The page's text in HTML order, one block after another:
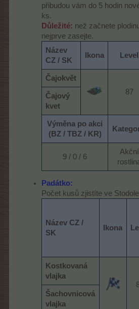
přibudou vám do 5 hodin
ks.
Důležité: než začnete
nejprve zasejte.
Název
CZ / SK
Ikona Level
Čajokvět
87​
Čajový
kvet
Výměna po akci
(BZ / TBZ / KR)
9 / 0 / 6​
Akční
Padátko:
Počet kusů zjistíte ve
Název CZ /
SK
Ikona
Kostkovaná
vlajka
Šachovnicová
vlajka